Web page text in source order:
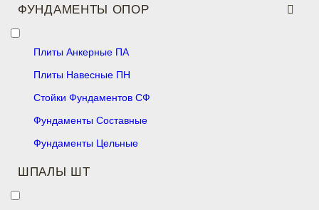
ФУНДАМЕНТЫ ОПОР
Плиты Анкерные ПА
Плиты Навесные ПН
Стойки Фундаментов СФ
Фундаменты Составные
Фундаменты Цельные
ШПАЛЫ ШТ